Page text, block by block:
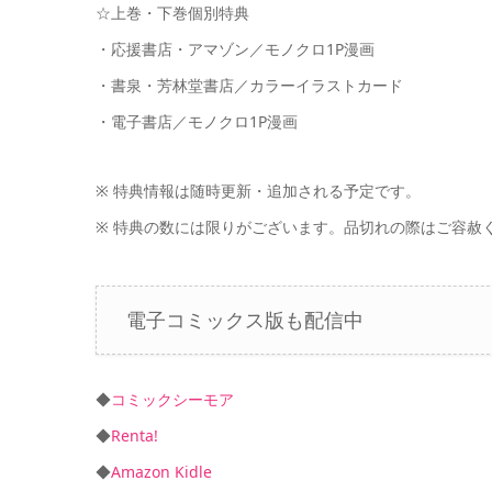
☆上巻・下巻個別特典
・応援書店・アマゾン／モノクロ1P漫画
・書泉・芳林堂書店／カラーイラストカード
・電子書店／モノクロ1P漫画
※ 特典情報は随時更新・追加される予定です。
※ 特典の数には限りがございます。品切れの際はご容赦
電子コミックス版も配信中
◆コミックシーモア
◆Renta!
◆Amazon Kidle